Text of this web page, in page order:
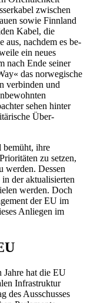
zwi­schen
sowie Finnland
Kabel, die
aus, nachdem es be­
ein neues
nach Ende sei­ner
das norwegische
verbinden und
sehen hinter
Über­
bemüht, ihre
zu setzen,
werden. Dessen
der aktualisierten
werden. Doch
der EU im
Anliegen im
Jahre hat die EU
Infrastruktur
des Ausschusses